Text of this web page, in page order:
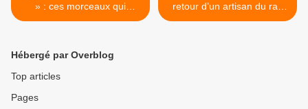
» : ces morceaux qui
célèbrent les mères loin des
retour d’un artisan du rap
authentique >
Hébergé par Overblog
Top articles
Pages